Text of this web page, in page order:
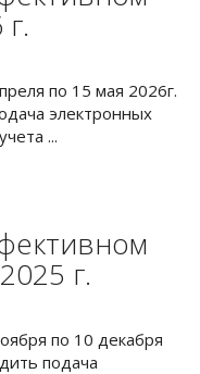
по 15 мая 2026г.
электронных
...
г.
по 10 декабря
подача
оценку для уч...